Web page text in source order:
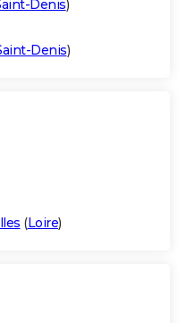
Denis)
Denis)
(Loire)